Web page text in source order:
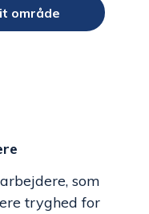
område
som
tryghed for